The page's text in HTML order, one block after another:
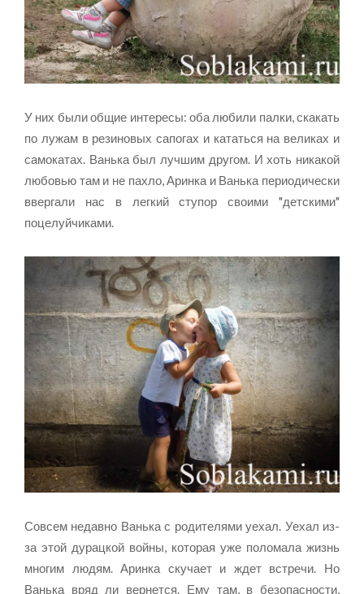
У них были общие интересы: оба любили палки, скакать
по лужам в резиновых сапогах и кататься на великах и
самокатах. Ванька был лучшим другом. И хоть никакой
любовью там и не пахло, Аринка и Ванька периодически
ввергали нас в легкий ступор своими "детскими"
поцелуйчиками.
Совсем недавно Ванька с родителями уехал. Уехал из-
за этой дурацкой войны, которая уже поломала жизнь
многим людям. Аринка скучает и ждет встречи. Но
Ванька вряд ли вернется. Ему там, в безопасности,